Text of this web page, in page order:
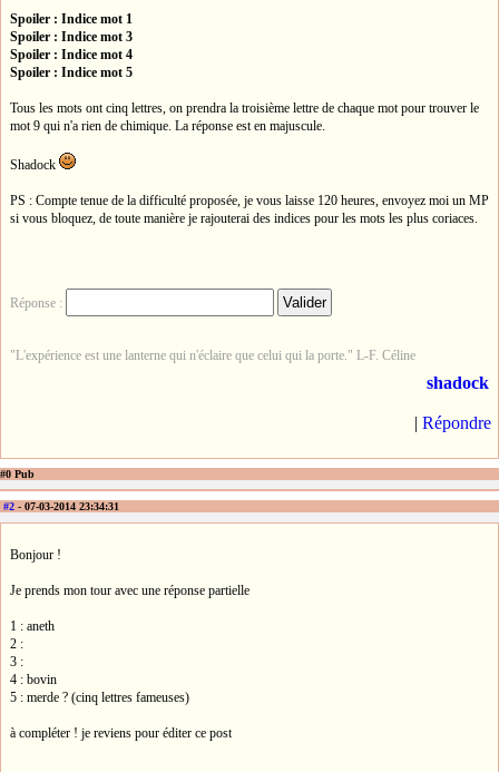
Spoiler : Indice mot 1
Spoiler : Indice mot 3
Spoiler : Indice mot 4
Spoiler : Indice mot 5
Tous les mots ont cinq lettres, on prendra la troisième lettre de chaque mot pour trouver le
mot 9 qui n'a rien de chimique. La réponse est en majuscule.
Shadock
PS : Compte tenue de la difficulté proposée, je vous laisse 120 heures, envoyez moi un MP
si vous bloquez, de toute manière je rajouterai des indices pour les mots les plus coriaces.
Réponse :
"L'expérience est une lanterne qui n'éclaire que celui qui la porte." L-F. Céline
shadock
| Répondre
#0 Pub
#2 - 07-03-2014 23:34:31
Bonjour !
Je prends mon tour avec une réponse partielle
1 : aneth
2 :
3 :
4 : bovin
5 : merde ? (cinq lettres fameuses)
à compléter ! je reviens pour éditer ce post